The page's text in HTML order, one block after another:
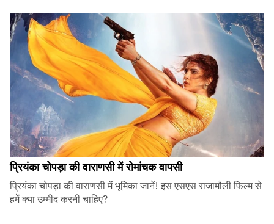
प्रियंका चोपड़ा की वाराणसी में रोमांचक वापसी
प्रियंका चोपड़ा की वाराणसी में भूमिका जानें! इस एसएस राजामौली फिल्म से
हमें क्या उम्मीद करनी चाहिए?